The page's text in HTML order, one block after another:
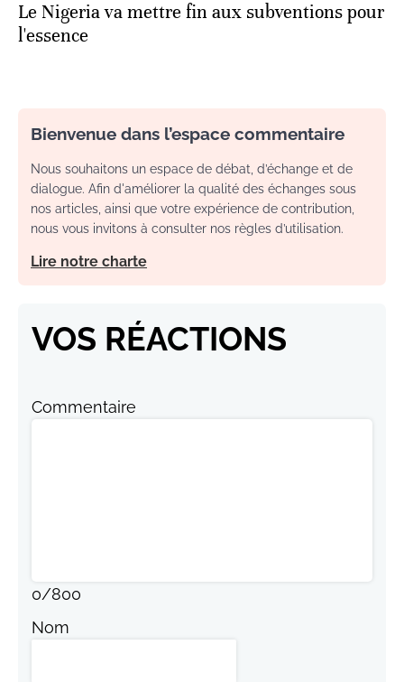
Le Nigeria va mettre fin aux subventions pour
l'essence
Bienvenue dans l’espace commentaire
Nous souhaitons un espace de débat, d’échange et de
dialogue. Afin d'améliorer la qualité des échanges sous
nos articles, ainsi que votre expérience de contribution,
nous vous invitons à consulter nos règles d’utilisation.
Lire notre charte
VOS RÉACTIONS
Commentaire
0/800
Nom